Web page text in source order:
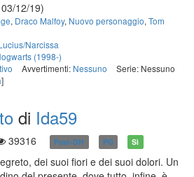
12/19)
, Draco Malfoy, Nuovo personaggio, Tom
Narcissa
(1998-)
Avvertimenti: Nessuno
Serie: Nessuno
]
di Ida59
39316 Post-DH PG Sì
dei suoi fiori e dei suoi dolori. Un